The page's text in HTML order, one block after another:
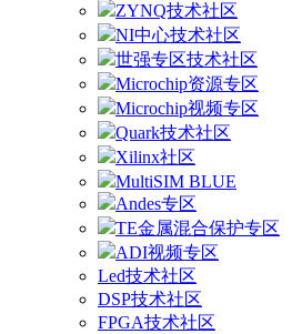
ZYNQ技术社区
NI中心技术社区
世强专区技术社区
Microchip资源专区
Microchip视频专区
Quark技术社区
Xilinx社区
MultiSIM BLUE
Andes专区
TE金属混合保护专区
ADI视频专区
Led技术社区
DSP技术社区
FPGA技术社区